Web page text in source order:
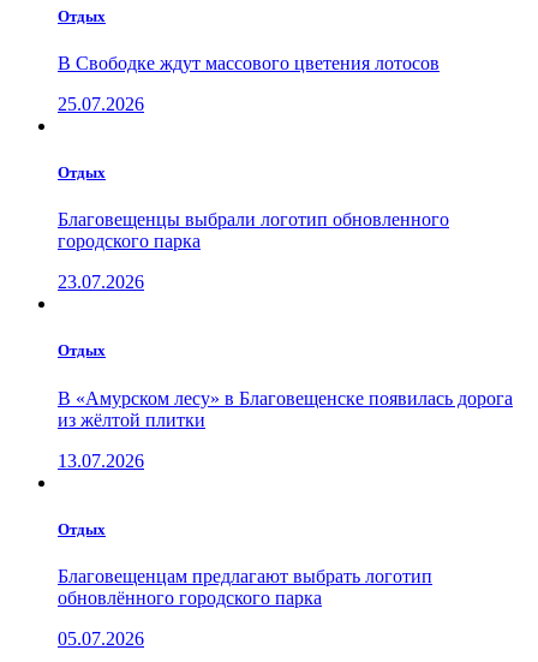
Отдых
В Свободке ждут массового цветения лотосов
25.07.2026
Отдых
Благовещенцы выбрали логотип обновленного
городского парка
23.07.2026
Отдых
В «Амурском лесу» в Благовещенске появилась дорога
из жёлтой плитки
13.07.2026
Отдых
Благовещенцам предлагают выбрать логотип
обновлённого городского парка
05.07.2026